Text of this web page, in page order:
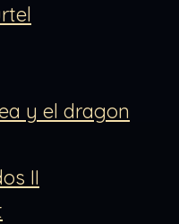
y el dragon
II